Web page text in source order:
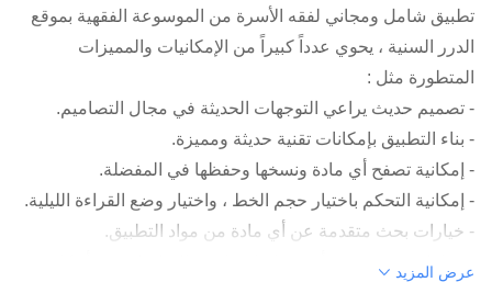
تطبيق شامل ومجاني لفقه الأسرة من الموسوعة الفقهية بموقع
الدرر السنية ، يحوي عدداً كبيراً من الإمكانيات والمميزات
المتطورة مثل :
- تصميم حديث يراعي التوجهات الحديثة في مجال التصاميم.
- بناء التطبيق بإمكانات تقنية حديثة ومميزة.
- إمكانية تصفح أي مادة ونسخها وحفظها في المفضلة.
- إمكانية التحكم باختيار حجم الخط ، واختيار وضع القراءة الليلية.
- خيارات بحث متقدمة عن أي مادة من مواد التطبيق.
- مقاطع فيديو وصور أنفوجرافيك خاصة بالسلسلة تبين أحكام
عرض المزيد